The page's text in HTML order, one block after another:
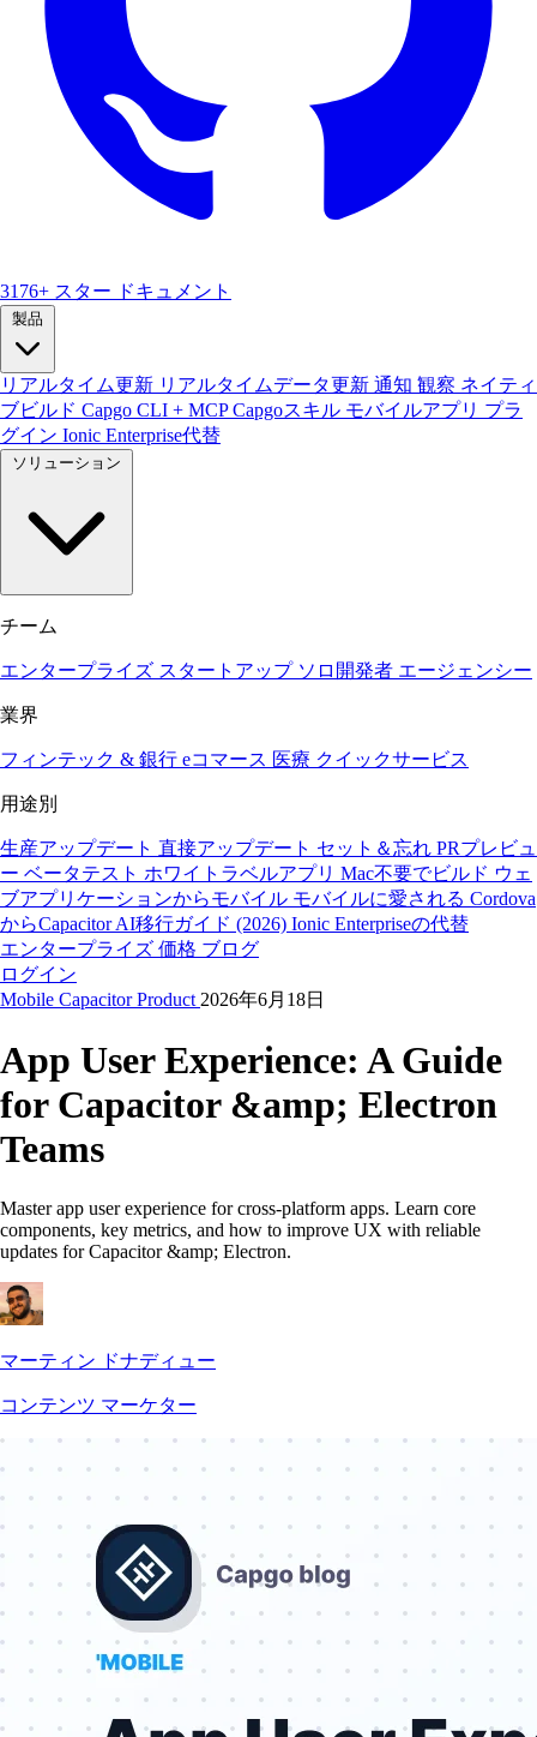
3176+ スター ドキュメント
製品
リアルタイム更新 リアルタイムデータ更新 通知 観察 ネイティ
ブビルド Capgo CLI + MCPCapgoスキル モバイルアプリ プラ
グイン Ionic Enterprise代替
ソリューション
チーム
エンタープライズ スタートアップ ソロ開発者 エージェンシー
業界
フィンテック & 銀行 eコマース 医療 クイックサービス
用途別
生産アップデート 直接アップデート セット＆忘れ PRプレビュ
ー ベータテスト ホワイトラベルアプリ Mac不要でビルド ウェ
ブアプリケーションからモバイル モバイルに愛される Cordova
からCapacitorAI移行ガイド (2026) Ionic Enterpriseの代替
エンタープライズ 価格 ブログ
ログイン
Mobile CapacitorProduct 2026年6月18日
App User Experience: A Guide
for Capacitor &amp; Electron
Teams
Master app user experience for cross-platform apps. Learn core
components, key metrics, and how to improve UX with reliable
updates for Capacitor &amp; Electron.
マーティン ドナディュー
コンテンツ マーケター